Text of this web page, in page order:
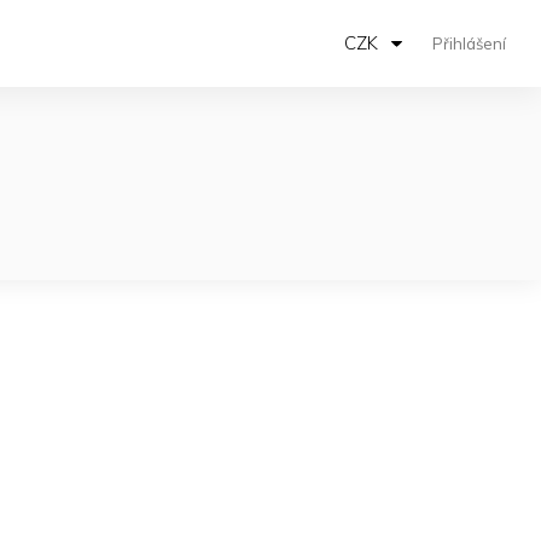
CZK Přihlášení